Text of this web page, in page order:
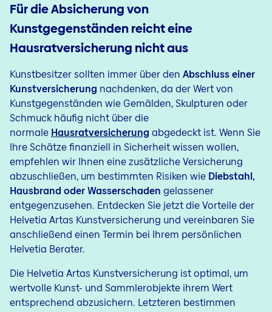
Für die Absicherung von
Kunstgegenständen reicht eine
Hausratversicherung nicht aus
Kunstbesitzer sollten immer über den Abschluss einer
Kunstversicherung nachdenken, da der Wert von
Kunstgegenständen wie Gemälden, Skulpturen oder
Schmuck häufig nicht über die
normale Hausratversicherung abgedeckt ist. Wenn Sie
Ihre Schätze finanziell in Sicherheit wissen wollen,
empfehlen wir Ihnen eine zusätzliche Versicherung
abzuschließen, um bestimmten Risiken wie Diebstahl,
Hausbrand oder Wasserschaden gelassener
entgegenzusehen. Entdecken Sie jetzt die Vorteile der
Helvetia Artas Kunstversicherung und vereinbaren Sie
anschließend einen Termin bei Ihrem persönlichen
Helvetia Berater.
Die Helvetia Artas Kunstversicherung ist optimal, um
wertvolle Kunst- und Sammlerobjekte ihrem Wert
entsprechend abzusichern. Letzteren bestimmen